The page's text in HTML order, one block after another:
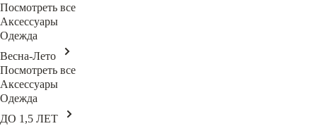
Посмотреть все
Аксессуары
Одежда
Весна-Лето
Посмотреть все
Аксессуары
Одежда
ДО 1,5 ЛЕТ